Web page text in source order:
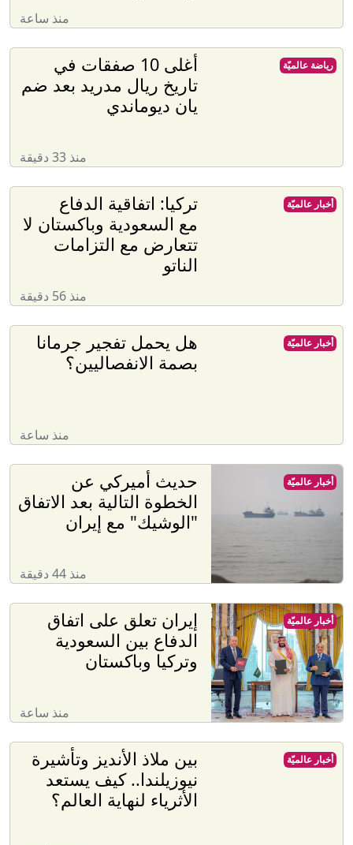
منذ ساعة
أغلى 10 صفقات في
تاريخ ريال مدريد بعد ضم
يان ديوماندي
منذ 33 دقيقة
رياضة عالميّة
تركيا: اتفاقية الدفاع
مع السعودية وباكستان لا
تتعارض مع التزامات
الناتو
منذ 56 دقيقة
أخبار عالميّة
هل يحمل تفجير جرمانا
بصمة الانفصاليين؟
منذ ساعة
أخبار عالميّة
حديث أميركي عن
الخطوة التالية بعد الاتفاق
"الوشيك" مع إيران
منذ 44 دقيقة
أخبار عالميّة
إيران تعلق على اتفاق
الدفاع بين السعودية
وتركيا وباكستان
منذ ساعة
أخبار عالميّة
بين ملاذ الأنديز وتأشيرة
نيوزيلندا.. كيف يستعد
الأثرياء لنهاية العالم؟
أخبار عالميّة